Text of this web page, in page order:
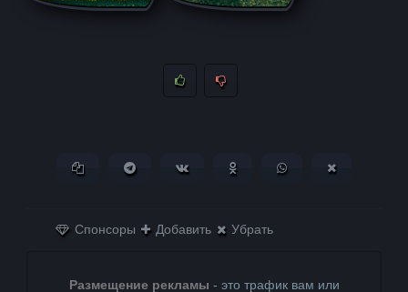
Копировать ссылкуПоделиться в Telegram
Поделиться ВКонтактеПоделиться в
Поделиться в
Спонсоры Добавить Убрать
Размещение рекламы - это трафик вам или